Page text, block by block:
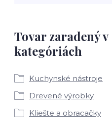
Tovar zaradený v
kategóriách
Kuchynské nástroje
Drevené výrobky
Kliešte a obracačky